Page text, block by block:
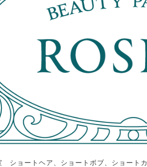
ショートヘア、ショートボブ、ショート